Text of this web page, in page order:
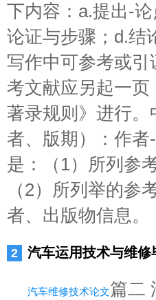
下内容：a.提出-
论证与步骤；d.结
写作中可参考或
考文献应另起一
著录规则》进行
者、版期）：作
是：（1）所列参
（2）所列举的参
者、出版物信息。
汽车运用技术与维修
汽车维修技术论文篇二